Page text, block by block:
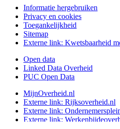
Informatie hergebruiken
Privacy en cookies
Toegankelijkheid
Sitemap
Externe link: Kwetsbaarheid
Open data
Linked Data Overheid
PUC Open Data
MijnOverheid.nl
Externe link: Rijksoverheid.nl
Externe link:
Externe link: